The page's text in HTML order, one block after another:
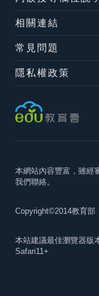
相關連結
常見問題
隱私權政策
本網站內容豐富，雖經
我們聯絡。
Copyright©2014教育部
本站建議最佳瀏覽器版
Safari11+